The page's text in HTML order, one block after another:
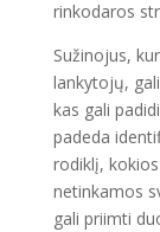
rinkodaros
Sužinojus,
lankytojų,
kas gali
padeda
rodiklį,
netinkamos
gali priimti